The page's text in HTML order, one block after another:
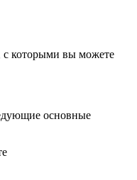
с которыми вы можете
основные